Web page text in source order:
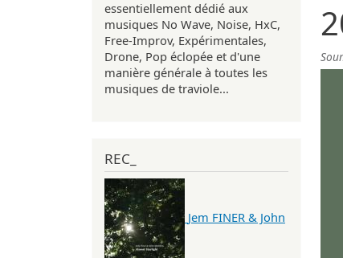
essentiellement dédié aux
musiques No Wave, Noise, HxC,
Free-Improv, Expérimentales,
Drone, Pop éclopée et d'une
manière générale à toutes les
musiques de traviole...
REC_
Jem FINER & John